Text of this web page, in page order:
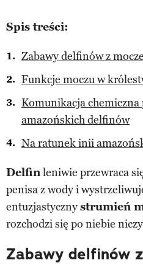
Spis treści:
Zabawy delfinów z
Funkcje moczu w
Komunikacja chemiczna
amazońskich delfinów
Na ratunek inii
Delfinleniwie przewraca
penisa z wody i
entuzjastycznystrumień
rozchodzi się po niebie
Zabawy delfinów